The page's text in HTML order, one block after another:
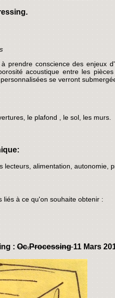
prendre conscience des enjeux
acoustique entre les
se verront
le plafond , le sol, les murs.
lecteurs, alimentation, autonomie,
liés à ce qu'on souhaite obtenir :
: Oc.Processing11 Mars